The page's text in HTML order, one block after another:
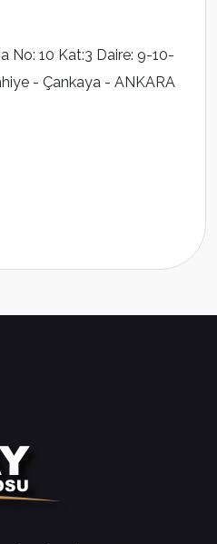
No: 10 Kat:3 Daire: 9-10-
- Çankaya - ANKARA